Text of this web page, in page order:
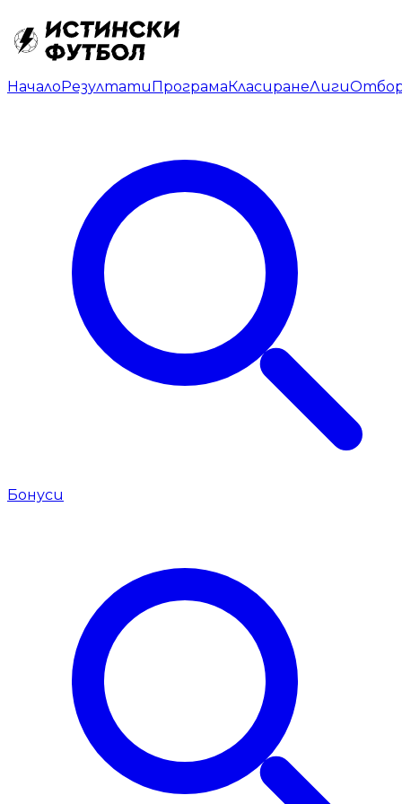
НачалоРезултатиПрограмаКласиранеЛиги
Бонуси